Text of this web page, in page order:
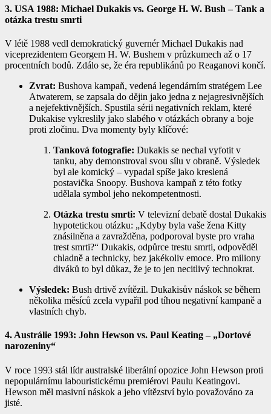
3. USA 1988: Michael Dukakis vs. George H. W. Bush – Tank a
otázka trestu smrti
V létě 1988 vedl demokratický guvernér Michael Dukakis nad
viceprezidentem Georgem H. W. Bushem v průzkumech až o 17
procentních bodů. Zdálo se, že éra republikánů po Reaganovi končí.
Zvrat: Bushova kampaň, vedená legendárním stratégem Lee
Atwaterem, se zapsala do dějin jako jedna z nejagresivnějších
a nejefektivnějších. Spustila sérii negativních reklam, které
Dukakise vykreslily jako slabého v otázkách obrany a boje
proti zločinu. Dva momenty byly klíčové:
Tanková fotografie: Dukakis se nechal vyfotit v
tanku, aby demonstroval svou sílu v obraně. Výsledek
byl ale komický – vypadal spíše jako kreslená
postavička Snoopy. Bushova kampaň z této fotky
udělala symbol jeho nekompetentnosti.
Otázka trestu smrti: V televizní debatě dostal Dukakis
hypotetickou otázku: „Kdyby byla vaše žena Kitty
znásilněna a zavražděna, podporoval byste pro vraha
trest smrti?“ Dukakis, odpůrce trestu smrti, odpověděl
chladně a technicky, bez jakékoliv emoce. Pro miliony
diváků to byl důkaz, že je to jen necitlivý technokrat.
Výsledek: Bush drtivě zvítězil. Dukakisův náskok se během
několika měsíců zcela vypařil pod tíhou negativní kampaně a
vlastních chyb.
4. Austrálie 1993: John Hewson vs. Paul Keating – „Dortové
narozeniny“
V roce 1993 stál lídr australské liberální opozice John Hewson proti
nepopulárnímu labouristickému premiérovi Paulu Keatingovi.
Hewson měl masivní náskok a jeho vítězství bylo považováno za
jisté.